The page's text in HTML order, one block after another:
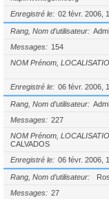
Enregistré le
02 févr. 2006,
Rang, Nom d’utilisateur
Messages
154
NOM Prénom,
Enregistré le 06 févr. 2006,
Rang, Nom d’utilisateur
Messages
227
NOM Prénom,
CALVADOS
Enregistré le
06 févr. 2006,
Rang, Nom d’utilisateur
Messages
27